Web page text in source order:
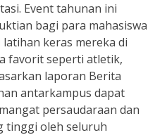
Event tahunan ini
bagi para mahasiswa
keras mereka di
favorit seperti atletik,
laporan Berita
antarkampus dapat
persaudaraan dan
tinggi oleh seluruh